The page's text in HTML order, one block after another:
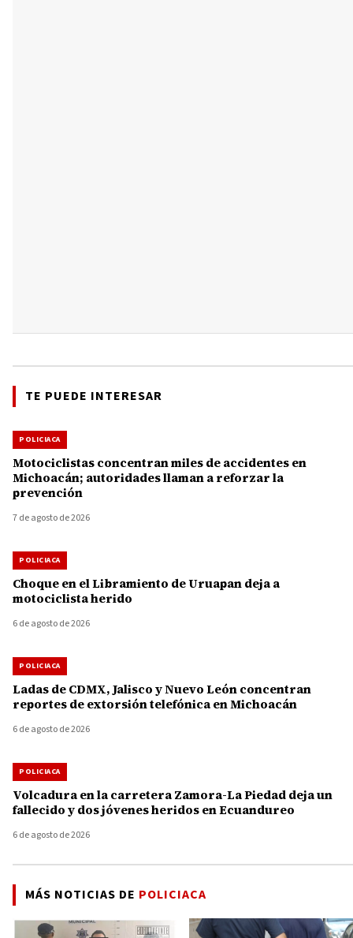
TE PUEDE INTERESAR
POLICIACA
Motociclistas concentran miles de accidentes en
Michoacán; autoridades llaman a reforzar la
prevención
7 de agosto de 2026
POLICIACA
Choque en el Libramiento de Uruapan deja a
motociclista herido
6 de agosto de 2026
POLICIACA
Ladas de CDMX, Jalisco y Nuevo León concentran
reportes de extorsión telefónica en Michoacán
6 de agosto de 2026
POLICIACA
Volcadura en la carretera Zamora-La Piedad deja un
fallecido y dos jóvenes heridos en Ecuandureo
6 de agosto de 2026
MÁS NOTICIAS DE POLICIACA